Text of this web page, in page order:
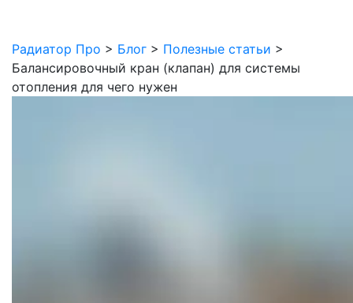
Радиатор Про > Блог > Полезные статьи >
Балансировочный кран (клапан) для системы
отопления для чего нужен